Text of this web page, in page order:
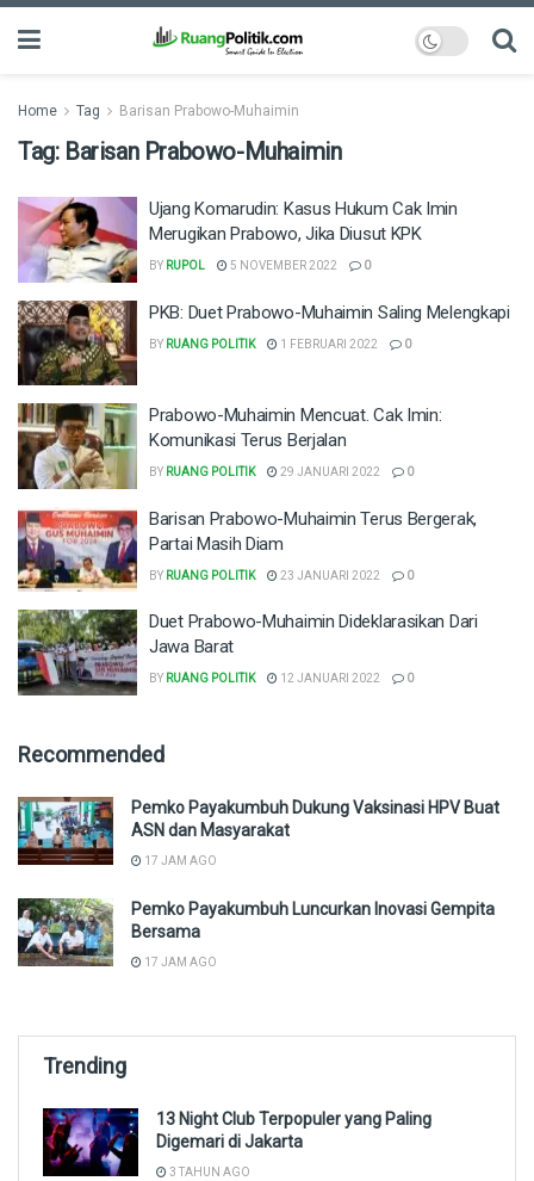
Home Tag Barisan Prabowo-Muhaimin
Tag: Barisan Prabowo-Muhaimin
Ujang Komarudin: Kasus Hukum Cak Imin
Merugikan Prabowo, Jika Diusut KPK
BY RUPOL 5 NOVEMBER 2022 0
PKB: Duet Prabowo-Muhaimin Saling Melengkapi
BY RUANG POLITIK 1 FEBRUARI 2022 0
Prabowo-Muhaimin Mencuat. Cak Imin:
Komunikasi Terus Berjalan
BY RUANG POLITIK 29 JANUARI 2022 0
Barisan Prabowo-Muhaimin Terus Bergerak,
Partai Masih Diam
BY RUANG POLITIK 23 JANUARI 2022 0
Duet Prabowo-Muhaimin Dideklarasikan Dari
Jawa Barat
BY RUANG POLITIK 12 JANUARI 2022 0
Recommended
Pemko Payakumbuh Dukung Vaksinasi HPV Buat
ASN dan Masyarakat
17 JAM AGO
Pemko Payakumbuh Luncurkan Inovasi Gempita
Bersama
17 JAM AGO
Trending
13 Night Club Terpopuler yang Paling
Digemari di Jakarta
3 TAHUN AGO